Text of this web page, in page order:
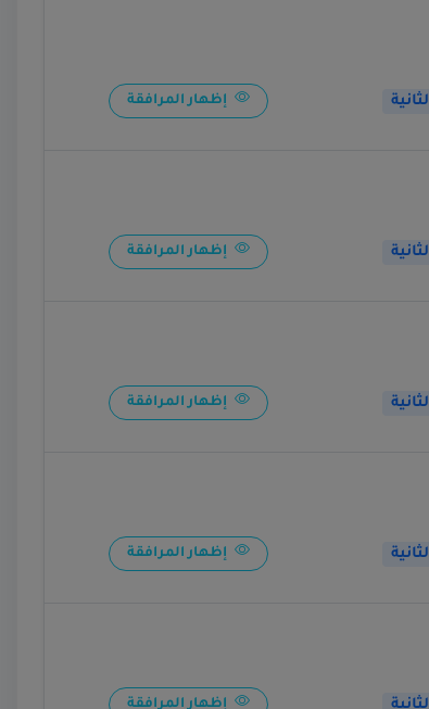
إظهار المرافقة
إظهار المرافقة
إظهار المرافقة
إظهار المرافقة
إظهار المرافقة